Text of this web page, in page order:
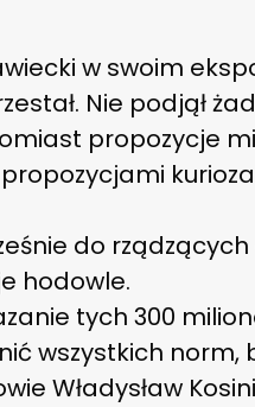
w swoim
Nie podjął
propozycje
do
hodowle.
tych 300
wszystkich
Władysław